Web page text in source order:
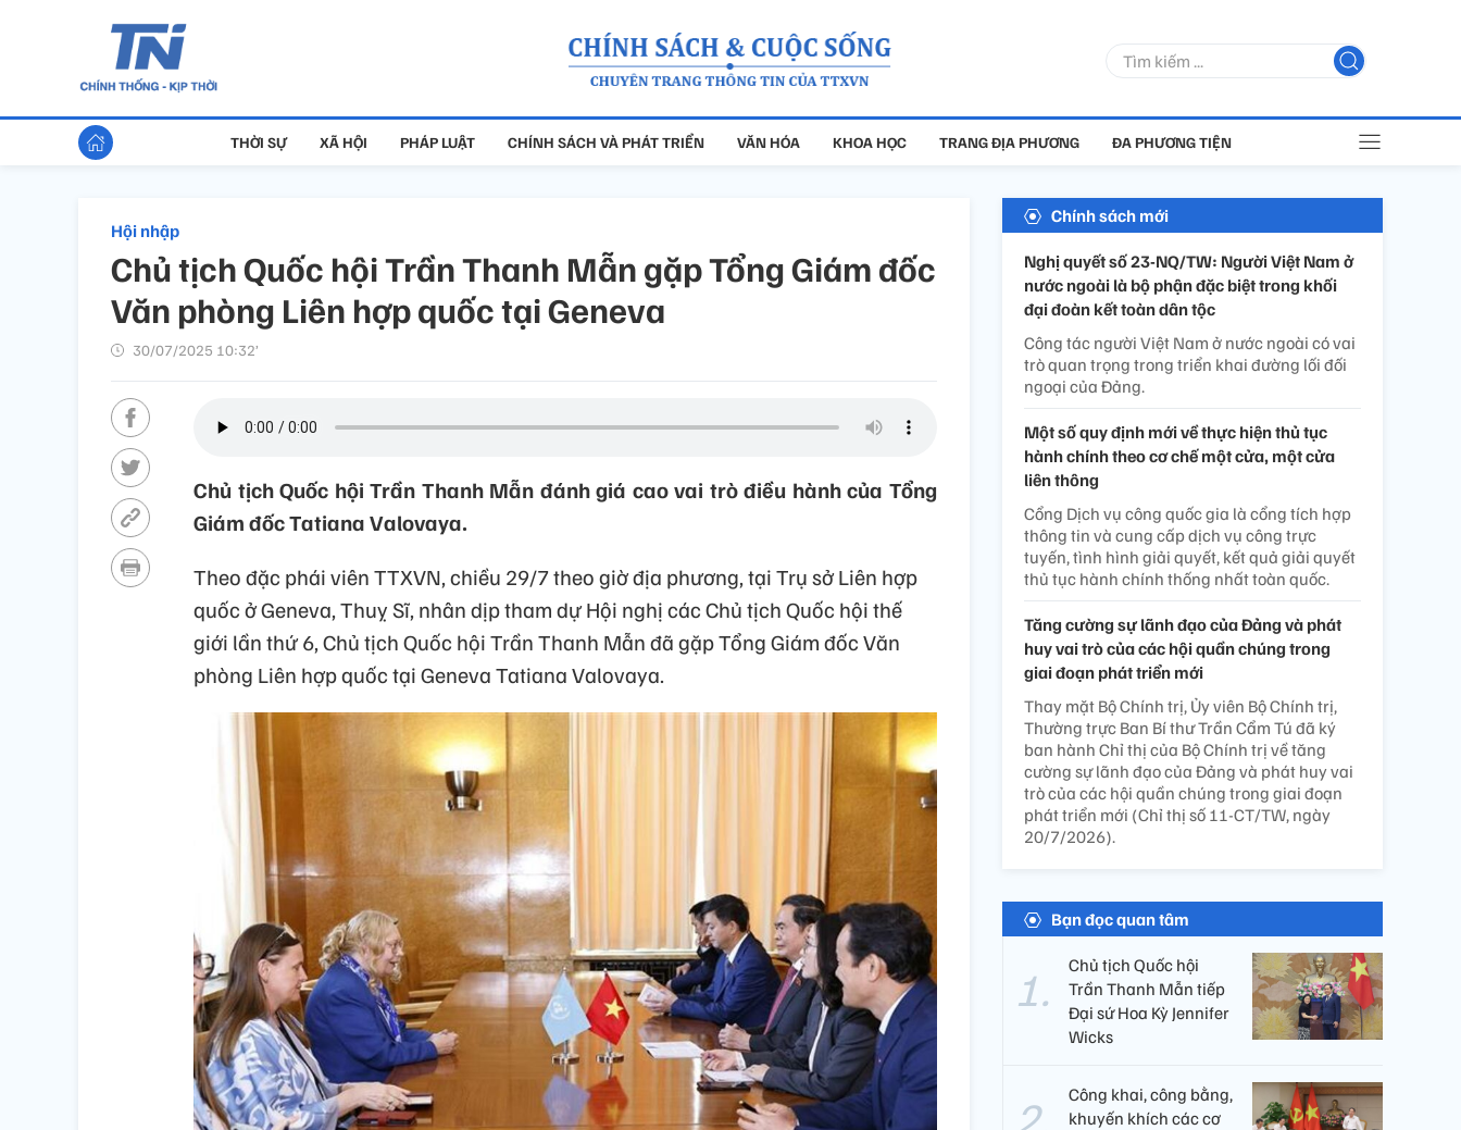
THỜI SỰ XÃ HỘI PHÁP LUẬT CHÍNH SÁCH VÀ PHÁT TRIỂN VĂN HÓA KHOA HỌC TRANG ĐỊA PHƯƠNG ĐA PHƯƠNG TIỆN
Hội nhập
Chủ tịch Quốc hội Trần Thanh Mẫn gặp Tổng Giám đốc
Văn phòng Liên hợp quốc tại Geneva
30/07/2025 10:32’
Chủ tịch Quốc hội Trần Thanh Mẫn đánh giá cao vai trò điều hành của Tổng
Giám đốc Tatiana Valovaya.
Theo đặc phái viên TTXVN, chiều 29/7 theo giờ địa phương, tại Trụ sở Liên hợp
quốc ở Geneva, Thuỵ Sĩ, nhân dịp tham dự Hội nghị các Chủ tịch Quốc hội thế
giới lần thứ 6, Chủ tịch Quốc hội Trần Thanh Mẫn đã gặp Tổng Giám đốc Văn
phòng Liên hợp quốc tại Geneva Tatiana Valovaya.
Chính sách mới
Nghị quyết số 23-NQ/TW: Người Việt Nam ở
nước ngoài là bộ phận đặc biệt trong khối
đại đoàn kết toàn dân tộc
Công tác người Việt Nam ở nước ngoài có vai
trò quan trọng trong triển khai đường lối đối
ngoại của Đảng.
Một số quy định mới về thực hiện thủ tục
hành chính theo cơ chế một cửa, một cửa
liên thông
Cổng Dịch vụ công quốc gia là cổng tích hợp
thông tin và cung cấp dịch vụ công trực
tuyến, tình hình giải quyết, kết quả giải quyết
thủ tục hành chính thống nhất toàn quốc.
Tăng cường sự lãnh đạo của Đảng và phát
huy vai trò của các hội quần chúng trong
giai đoạn phát triển mới
Thay mặt Bộ Chính trị, Ủy viên Bộ Chính trị,
Thường trực Ban Bí thư Trần Cẩm Tú đã ký
ban hành Chỉ thị của Bộ Chính trị về tăng
cường sự lãnh đạo của Đảng và phát huy vai
trò của các hội quần chúng trong giai đoạn
phát triển mới (Chỉ thị số 11-CT/TW, ngày
20/7/2026).
Bạn đọc quan tâm
Chủ tịch Quốc hội
Trần Thanh Mẫn tiếp
Đại sứ Hoa Kỳ Jennifer
Wicks
Công khai, công bằng,
khuyến khích các cơ